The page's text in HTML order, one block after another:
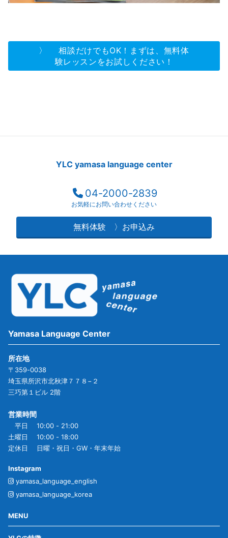
〉 相談だけでもOK！まずは、無料体
験レッスンをお試しください！
YLC yamasa language center
04-2000-2839
お気軽にお問い合わせください
無料体験 〉お申込み
Yamasa Language Center
所在地
〒359-0038
埼玉県所沢市北秋津７７８−２
三巧第１ビル 2階
営業時間
平日 10:00 - 21:00
土曜日 10:00 - 18:00
定休日 日曜・祝日・GW・年末年始
Instagram
yamasa_language_english
yamasa_language_korea
MENU